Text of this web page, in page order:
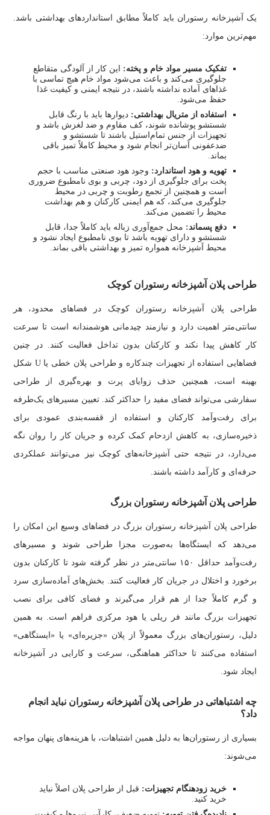
یک آشپزخانه رستوران باید کاملاً مطابق استانداردهای بهداشتی باشد.
مهم‌ترین موارد:
تفکیک مسیر مواد خام و پخته: این کار از آلودگی متقاطع
جلوگیری می‌کند و باعث می‌شود مواد خام هیچ تماسی با
غذاهای آماده نداشته باشند، در نتیجه ایمنی و کیفیت غذا
حفظ می‌شود.
استفاده از متریال بهداشتی: دیوارها باید با رنگ قابل
شستشو پوشانده شوند، کف مقاوم و ضد لغزش باشد و
تجهیزات از جنس تمام‌استیل باشند تا شستشو و
ضدعفونی آسان‌تر انجام شود و محیط کاملاً تمیز باقی
بماند.
تهویه و هود استاندارد: وجود هود صنعتی مناسب با حجم
پخت برای جلوگیری از دود، چربی و بوی نامطبوع ضروری
است و همچنین از تجمع رطوبت و چربی در محیط
جلوگیری می‌کند، که هم ایمنی کارکنان و هم بهداشت
محیط را تضمین می‌کند.
دفع پسماند: محل جمع‌آوری زباله باید کاملاً جدا، قابل
شستشو و دارای تهویه باشد تا بوی نامطبوع ایجاد نشود و
محیط آشپزخانه همواره تمیز و بهداشتی باقی بماند.
طراحی پلان آشپزخانه رستوران کوچک
طراحی پلان آشپزخانه رستوران کوچک در فضاهای محدود، هر
سانتی‌متر اهمیت دارد و نیازمند چیدمانی هوشمندانه است تا سرعت
کار کاهش پیدا نکند و کارکنان بدون تداخل فعالیت کنند. در چنین
فضاهایی استفاده از تجهیزات چندکاره و طراحی پلان خطی یا U شکل
بهینه است، همچنین حذف زوایای پرت و بهره‌گیری از طراحی
سفارشی می‌تواند فضای مفید را حداکثر کند. تعیین مسیرهای یک‌طرفه
برای رفت‌وآمد کارکنان و استفاده از قفسه‌بندی عمودی برای
ذخیره‌سازی، به کاهش ازدحام کمک کرده و جریان کار را روان نگه
می‌دارد، در نتیجه حتی آشپزخانه‌های کوچک نیز می‌توانند عملکردی
حرفه‌ای و کارآمد داشته باشند.
طراحی پلان آشپزخانه رستوران بزرگ
طراحی پلان آشپزخانه رستوران بزرگ در فضاهای وسیع این امکان را
می‌دهد که ایستگاه‌ها به‌صورت مجزا طراحی شوند و مسیرهای
رفت‌وآمد حداقل ۱۵۰ سانتی‌متر در نظر گرفته شود تا کارکنان بدون
برخورد و اختلال در جریان کار فعالیت کنند. بخش‌های آماده‌سازی سرد
و گرم کاملاً جدا از هم قرار می‌گیرند و فضای کافی برای نصب
تجهیزات بزرگ مانند فر ریلی یا هود مرکزی فراهم است. به همین
دلیل، رستوران‌های بزرگ معمولاً از پلان «جزیره‌ای» یا «ایستگاهی»
استفاده می‌کنند تا حداکثر هماهنگی، سرعت و کارایی در آشپزخانه
ایجاد شود.
چه اشتباهاتی در طراحی پلان آشپزخانه رستوران نباید انجام
داد؟
بسیاری از رستوران‌ها به دلیل همین اشتباهات، با هزینه‌های پنهان مواجه
می‌شوند:
خرید زودهنگام تجهیزات: قبل از طراحی پلان اصلاً نباید
خرید کنید.